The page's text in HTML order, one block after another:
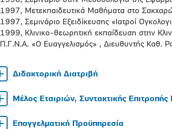
1997, Μετεκπαιδευτικά Μαθήματα στο
1997, Σεμινάριο Εξειδίκευσης «Ιατροί
1999, Κλινικο-θεωρητική εκπαίδευση στην
Π.Γ.Ν.Α. «Ο Ευαγγελισμός» , Διευθυντής Καθ.
Διδακτορική Διατριβή
Μέλος Εταιριών, Συντακτικής Επιτροπής
Επαγγελματική Προϋπηρεσία